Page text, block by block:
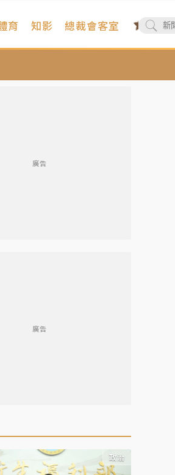
育 知影
總裁會客室
廣告
廣告
政治